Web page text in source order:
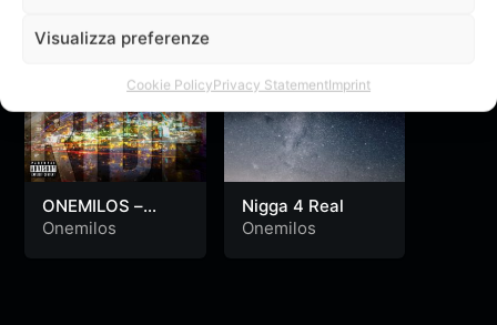
Visualizza preferenze
Cookie PolicyPrivacy StatementImprint
ONEMILOS –
STICK TO THE
Onemilos
Nigga 4 Real
Onemilos